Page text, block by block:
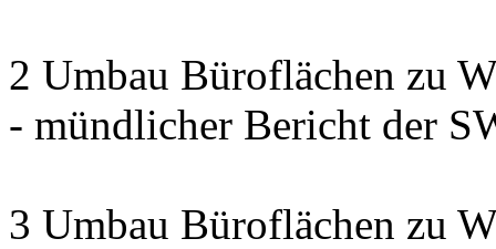
2 Umbau Büroflächen zu
- mündlicher Bericht der
3 Umbau Büroflächen zu